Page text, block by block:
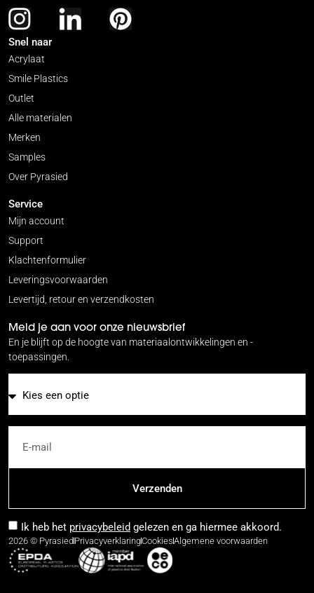
Snel naar
Acrylaat
Smile Plastics
Outlet
Alle materialen
Merken
Samples
Over Pyrasied
Service
Mijn account
Support
Klachtenformulier
Leveringsvoorwaarden
Levertijd, retour en verzendkosten
Meld je aan voor onze nieuwsbrief
En je blijft op de hoogte van materiaalontwikkelingen en -
toepassingen.
Ik heb het privacybeleid gelezen en ga hiermee akkoord.
Verzenden
2026 © PyrasiedPrivacyverklaringCookiesAlgemene voorwaarden